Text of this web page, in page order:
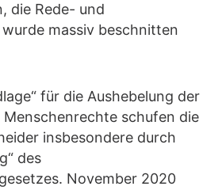
die Rede- und
massiv beschnitten
für die Aushebelung der
schufen die
insbesondere durch
des
November 2020